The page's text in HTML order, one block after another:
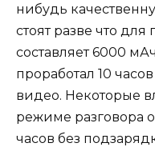
нибудь
стоят разве что для
составляет 6000
проработал 10
видео. Некоторые
режиме разговора
часов без